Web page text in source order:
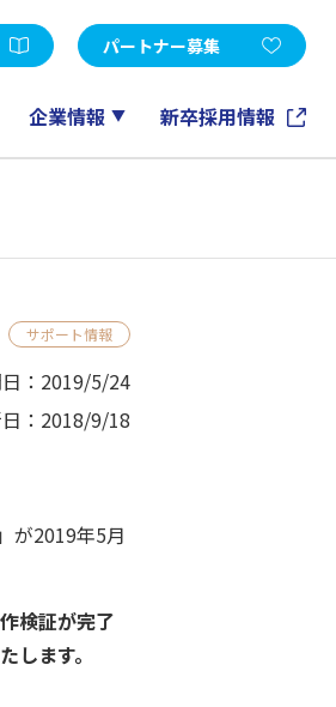
パートナー募集
企業情報 新卒採用情報
ジメントコンサルティング
サポート情報
：2019/5/24
：2018/9/18
が2019年5月
検証が完了
ます。